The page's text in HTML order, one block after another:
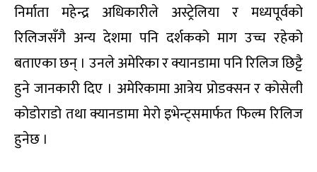
निर्माता महेन्द्र अधिकारीले अस्ट्रेलिया र मध्यपूर्वको
रिलिजसँगै अन्य देशमा पनि दर्शकको माग उच्च रहेको
बताएका छन् । उनले अमेरिका र क्यानडामा पनि रिलिज छिट्टै
हुने जानकारी दिए । अमेरिकामा आत्रेय प्रोडक्सन र कोसेली
कोडोराडो तथा क्यानडामा मेरो इभेन्ट्समार्फत फिल्म रिलिज
हुनेछ ।